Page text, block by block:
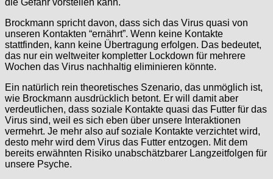
die Gefahr vorstellen kann.
Brockmann spricht davon, dass sich das Virus quasi von
unseren Kontakten “ernährt”. Wenn keine Kontakte
stattfinden, kann keine Übertragung erfolgen. Das bedeutet,
das nur ein weltweiter kompletter Lockdown für mehrere
Wochen das Virus nachhaltig eliminieren könnte.
Ein natürlich rein theoretisches Szenario, das unmöglich ist,
wie Brockmann ausdrücklich betont. Er will damit aber
verdeutlichen, dass soziale Kontakte quasi das Futter für das
Virus sind, weil es sich eben über unsere Interaktionen
vermehrt. Je mehr also auf soziale Kontakte verzichtet wird,
desto mehr wird dem Virus das Futter entzogen. Mit dem
bereits erwähnten Risiko unabschätzbarer Langzeitfolgen für
unsere Psyche.